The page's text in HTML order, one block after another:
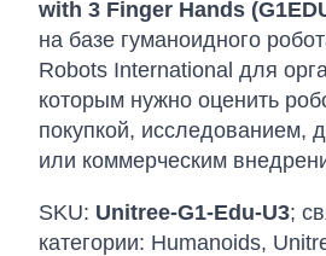
with 3 Finger Hands
на базе гуманоидного
Robots International для
которым нужно оценить
покупкой, исследованием,
или коммерческим
SKU: Unitree-G1-Edu-U3;
категории: Humanoids,